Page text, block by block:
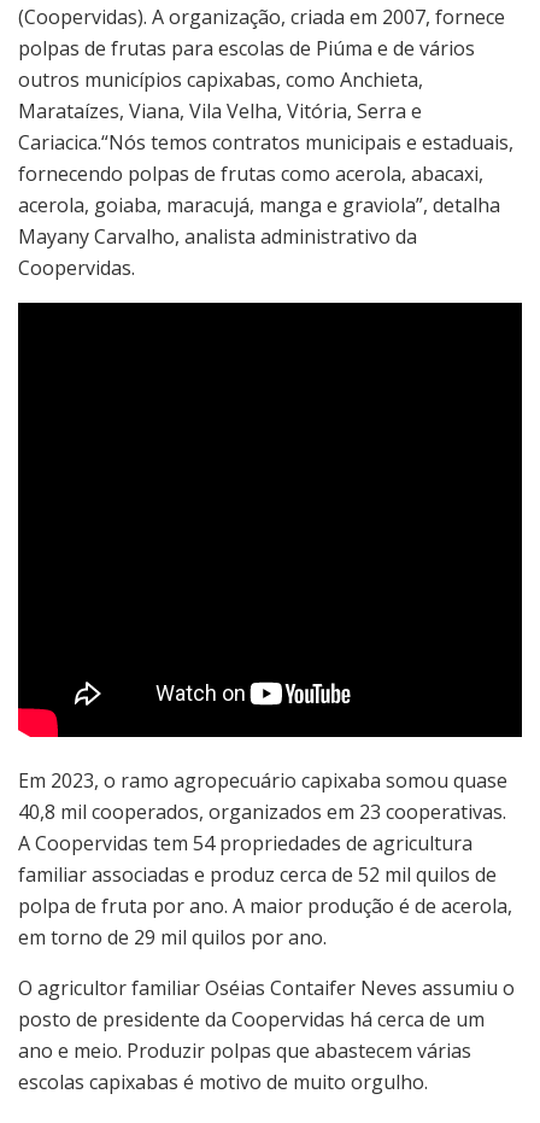
(Coopervidas). A organização, criada em 2007, fornece
polpas de frutas para escolas de Piúma e de vários
outros municípios capixabas, como Anchieta,
Marataízes, Viana, Vila Velha, Vitória, Serra e
Cariacica.“Nós temos contratos municipais e estaduais,
fornecendo polpas de frutas como acerola, abacaxi,
acerola, goiaba, maracujá, manga e graviola”, detalha
Mayany Carvalho, analista administrativo da
Coopervidas.
Em 2023, o ramo agropecuário capixaba somou quase
40,8 mil cooperados, organizados em 23 cooperativas.
A Coopervidas tem 54 propriedades de agricultura
familiar associadas e produz cerca de 52 mil quilos de
polpa de fruta por ano. A maior produção é de acerola,
em torno de 29 mil quilos por ano.
O agricultor familiar Oséias Contaifer Neves assumiu o
posto de presidente da Coopervidas há cerca de um
ano e meio. Produzir polpas que abastecem várias
escolas capixabas é motivo de muito orgulho.